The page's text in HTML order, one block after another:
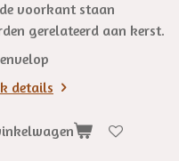
voorkant staan
gerelateerd aan kerst.
details